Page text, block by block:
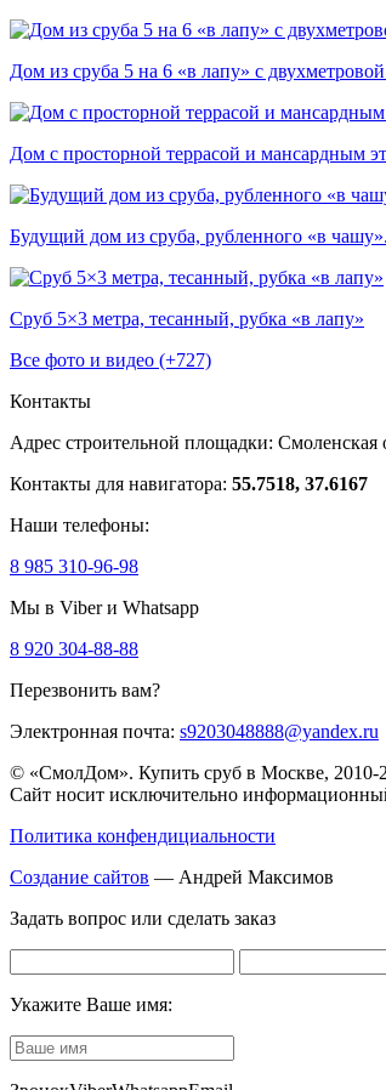
Дом из сруба 5 на 6 «в лапу» с
Дом с просторной террасой и мансардным
Будущий дом из сруба, рубленного «в
Сруб 5×3 метра, тесанный, рубка «в лапу»
Все фото и видео (+727)
Контакты
Адрес строительной площадки: Смоленская
Контакты для навигатора: 55.7518, 37.6167
Наши телефоны:
8 985 310-96-98
Мы в Viber и Whatsapp
8 920 304-88-88
Перезвонить вам?
Электронная почта: s9203048888@yandex.ru
© «СмолДом». Купить сруб в Москве, 2010-
Сайт носит исключительно
Политика конфендициальности
Создание сайтов — Андрей Максимов
Задать вопрос или сделать заказ
Укажите Ваше имя: